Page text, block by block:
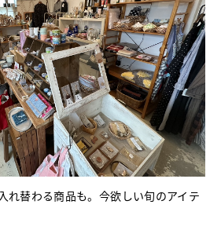
れ替わる商品も。今欲しい旬のアイテ